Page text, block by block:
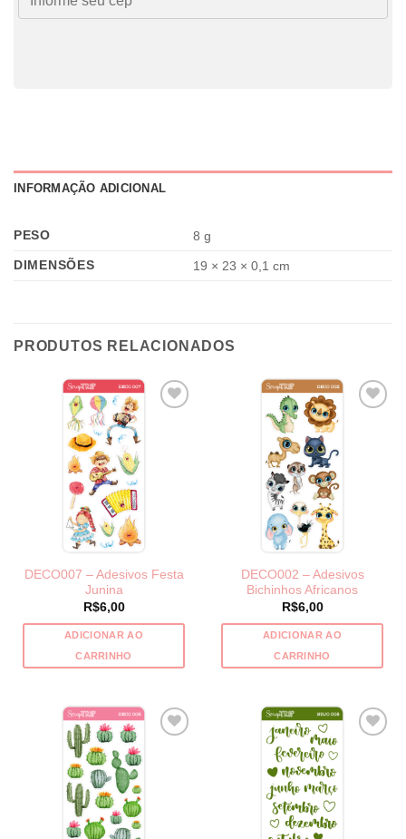
INFORMAÇÃO ADICIONAL
PESO
8 g
DIMENSÕES
19 × 23 × 0,1 cm
PRODUTOS RELACIONADOS
DECO007 – Adesivos Festa
Junina
R$6,00
ADICIONAR AO
CARRINHO
DECO002 – Adesivos
Bichinhos Africanos
R$6,00
ADICIONAR AO
CARRINHO